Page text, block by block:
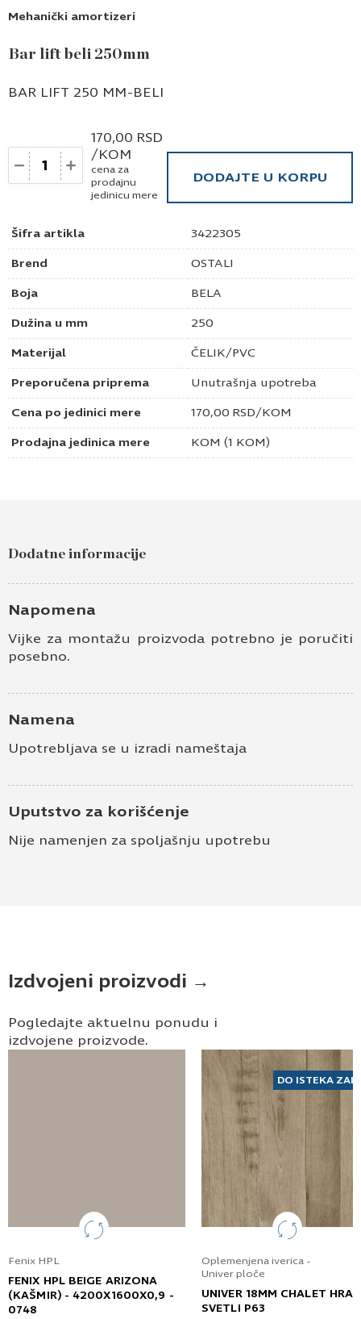
Mehanički amortizeri
Bar lift beli 250mm
Šifra artikla 3422305
Brend OSTALI
Boja BELA
Dužina u mm 250
Materijal ČELIK/PVC
Preporučena priprema Unutrašnja upotreba
Cena po jedinici mere 170,00 RSD/KOM
Prodajna jedinica mere KOM (1 KOM)
BAR LIFT 250 MM-BELI
Količina
170,00 RSD
/KOM
cena za
prodajnu
jedinicu mere
DODAJTE U KORPU
Dodatne informacije
Napomena
Vijke za montažu proizvoda potrebno je poručiti
posebno.
Namena
Upotrebljava se u izradi nameštaja
Uputstvo za korišćenje
Nije namenjen za spoljašnju upotrebu
Izdvojeni proizvodi →
Pogledajte aktuelnu ponudu i
izdvojene proizvode.
Fenix HPL
FENIX HPL BEIGE ARIZONA
(KAŠMIR) - 4200X1600X0,9 -
0748
DO ISTEKA
Oplemenjena iverica -
Univer ploče
UNIVER 18MM CHALET
SVETLI P63